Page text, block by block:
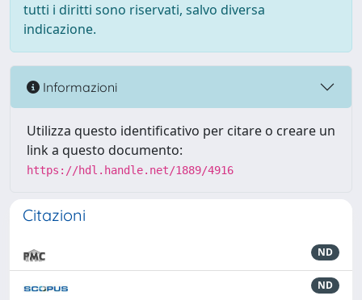
tutti i diritti sono riservati, salvo diversa
indicazione.
Informazioni
Utilizza questo identificativo per citare o creare un
link a questo documento:
https://hdl.handle.net/1889/4916
Citazioni
ND
ND